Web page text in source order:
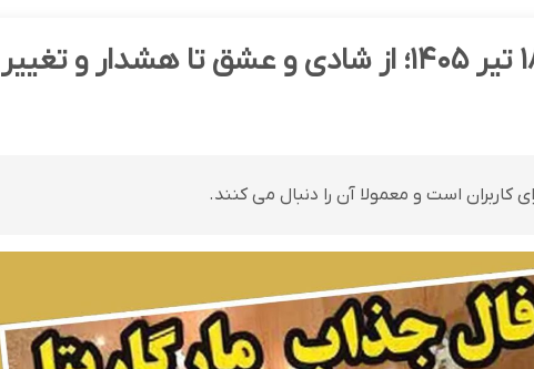
فال مارگاریتا پنجشنبه ۱۸ تیر ۱۴۰۵؛ از شادی و عشق تا هشدار و تغییر
کاربران است و معمولا آن را دنبال می کنند.